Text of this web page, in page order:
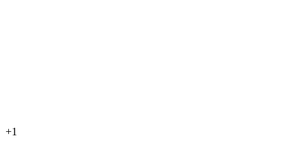
+1